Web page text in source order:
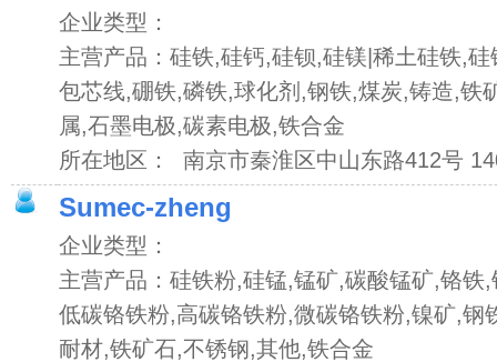
企业类型：
主营产品：硅铁,硅钙,硅钡,硅镁|稀土硅铁,
包芯线,硼铁,磷铁,球化剂,钢铁,煤炭,铸造,铁
属,石墨电极,碳素电极,铁合金
所在地区： 南京市秦淮区中山东路412号
Sumec-zheng
企业类型：
主营产品：硅铁粉,硅锰,锰矿,碳酸锰矿,铬铁
低碳铬铁粉,高碳铬铁粉,微碳铬铁粉,镍矿,钢
耐材,铁矿石,不锈钢,其他,铁合金